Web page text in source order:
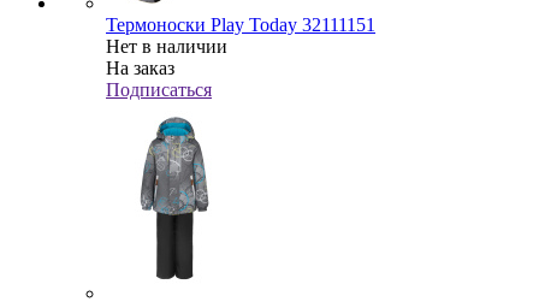
Термоноски Play Today 32111151
Нет в наличии
На заказ
Подписаться